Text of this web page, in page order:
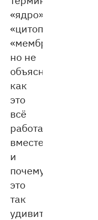
«ядро»,
«цитоплазма»,
«мембрана»,
но не
объясняется,
как
это
всё
работает
вместе
и
почему
это
так
удивительно.